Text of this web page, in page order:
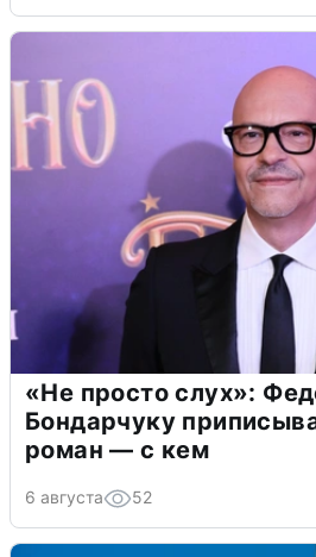
«Не просто слух»:
Бондарчуку
роман — с кем
6 августа 52